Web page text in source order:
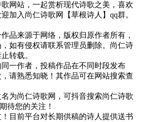
网站，一起赏析现代诗歌之美，喜欢
加入尚仁诗歌网【草根诗人】qq群。
品来源于网络，版权归原作者所有，
如有侵权请联系管理员删除。尚仁诗
转载。
一作者，投稿作品在不同时段发布
请熟悉知晓！其作品可在网站搜索查
为尚仁诗歌网，可抖音搜索尚仁诗歌
待您的关注！
目前平台对长期供稿的诗人提供送书